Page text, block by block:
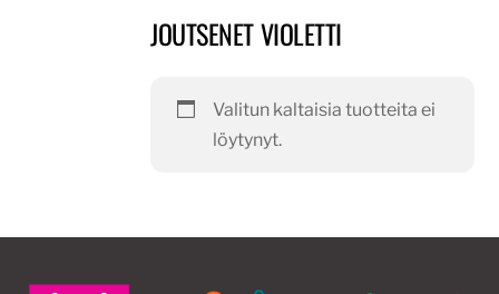
JOUTSENET VIOLETTI
Valitun kaltaisia tuotteita ei
löytynyt.